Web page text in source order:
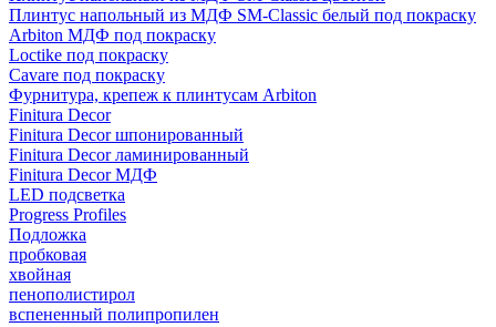
Плинтус напольный из МДФ SM-Classic белый под покраску
Arbiton МДФ под покраску
Loctike под покраску
Cavare под покраску
Фурнитура, крепеж к плинтусам Arbiton
Finitura Decor
Finitura Decor шпонированный
Finitura Decor ламинированный
Finitura Decor МДФ
LED подсветка
Progress Profiles
Подложка
пробковая
хвойная
пенополистирол
вспененный полипропилен